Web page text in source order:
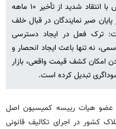
عضو هیات رئیسه کمیسیون اصل نود مجلس با انتقاد شدید از تأخیر ۱۰ ماهه
صبر نمایندگان در قبال خلف
ترک فعل در ایجاد دسترسی
نه تنها باعث ایجاد انحصار و
امکان کشف قیمت واقعی، بازار
تبدیل کرده است.
عضو هیات رییسه کمیسیون اصل
کشور در اجرای تکالیف قانونی